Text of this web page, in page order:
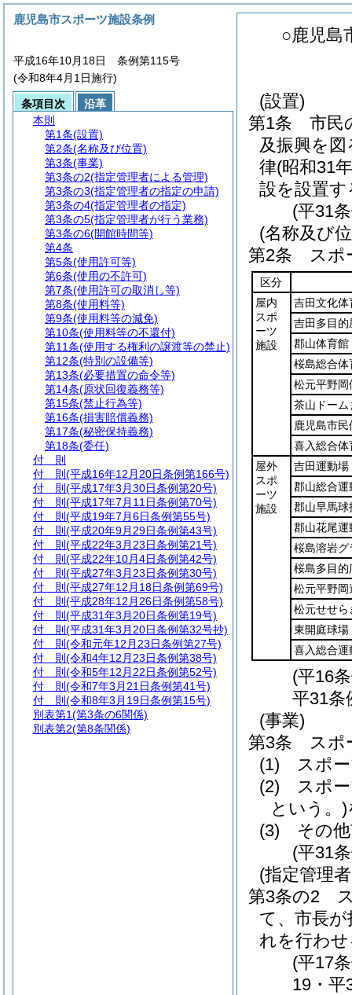
○鹿児島
(設置)
第1条
市民
及振興を
律(昭和31
設を設置す
(平31
(名称及び
第2条
スポ
区分
屋内
スポ
ーツ
施設
吉田文化体
吉田多目的
郡山体育館
桜島総合体
松元平野岡
茶山ドーム
鹿児島市民
喜入総合体
屋外
スポ
ーツ
施設
吉田運動場
郡山総合運
郡山早馬球
郡山花尾運
桜島溶岩グ
桜島多目的
松元平野岡
松元せせら
東開庭球場
喜入総合運
(平16
平31条
(事業)
第3条
スポ
(1)
スポ
(2)
スポ
という。)
(3)
その
(平31
(指定管理
第3条の2
て、市長
れを行わ
(平17
19・平
鹿児島市スポーツ施設条例
平成16年10月18日 条例第115号
(令和8年4月1日施行)
条項目次
沿革
本則
第1条(設置)
第2条(名称及び位置)
第3条(事業)
第3条の2(指定管理者による管理)
第3条の3(指定管理者の指定の申請)
第3条の4(指定管理者の指定)
第3条の5(指定管理者が行う業務)
第3条の6(開館時間等)
第4条
第5条(使用許可等)
第6条(使用の不許可)
第7条(使用許可の取消し等)
第8条(使用料等)
第9条(使用料等の減免)
第10条(使用料等の不還付)
第11条(使用する権利の譲渡等の禁止)
第12条(特別の設備等)
第13条(必要措置の命令等)
第14条(原状回復義務等)
第15条(禁止行為等)
第16条(損害賠償義務)
第17条(秘密保持義務)
第18条(委任)
付 則
付 則 (平成16年12月20日条例第166号)
付 則 (平成17年3月30日条例第20号)
付 則 (平成17年7月11日条例第70号)
付 則 (平成19年7月6日条例第55号)
付 則 (平成20年9月29日条例第43号)
付 則 (平成22年3月23日条例第21号)
付 則 (平成22年10月4日条例第42号)
付 則 (平成27年3月23日条例第30号)
付 則 (平成27年12月18日条例第69号)
付 則 (平成28年12月26日条例第58号)
付 則 (平成31年3月20日条例第19号)
付 則 (平成31年3月20日条例第32号抄)
付 則 (令和元年12月23日条例第27号)
付 則 (令和4年12月23日条例第38号)
付 則 (令和5年12月22日条例第52号)
付 則 (令和7年3月21日条例第41号)
付 則 (令和8年3月19日条例第15号)
別表第1(第3条の6関係)
別表第2(第8条関係)